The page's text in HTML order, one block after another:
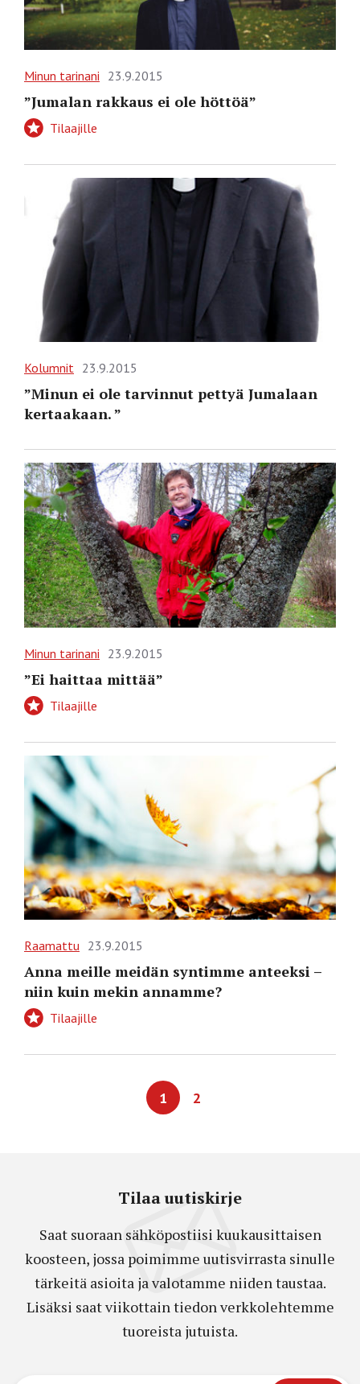
Minun tarinani 23.9.2015
”Jumalan rakkaus ei ole höttöä”
Tilaajille
Kolumnit 23.9.2015
”Minun ei ole tarvinnut pettyä Jumalaan
kertaakaan. ”
Minun tarinani 23.9.2015
”Ei haittaa mittää”
Tilaajille
Raamattu 23.9.2015
Anna meille meidän syntimme anteeksi –
niin kuin mekin annamme?
Tilaajille
1 2
Tilaa uutiskirje
Saat suoraan sähköpostiisi kuukausittaisen
koosteen, jossa poimimme uutisvirrasta sinulle
tärkeitä asioita ja valotamme niiden taustaa.
Lisäksi saat viikottain tiedon verkkolehtemme
tuoreista jutuista.